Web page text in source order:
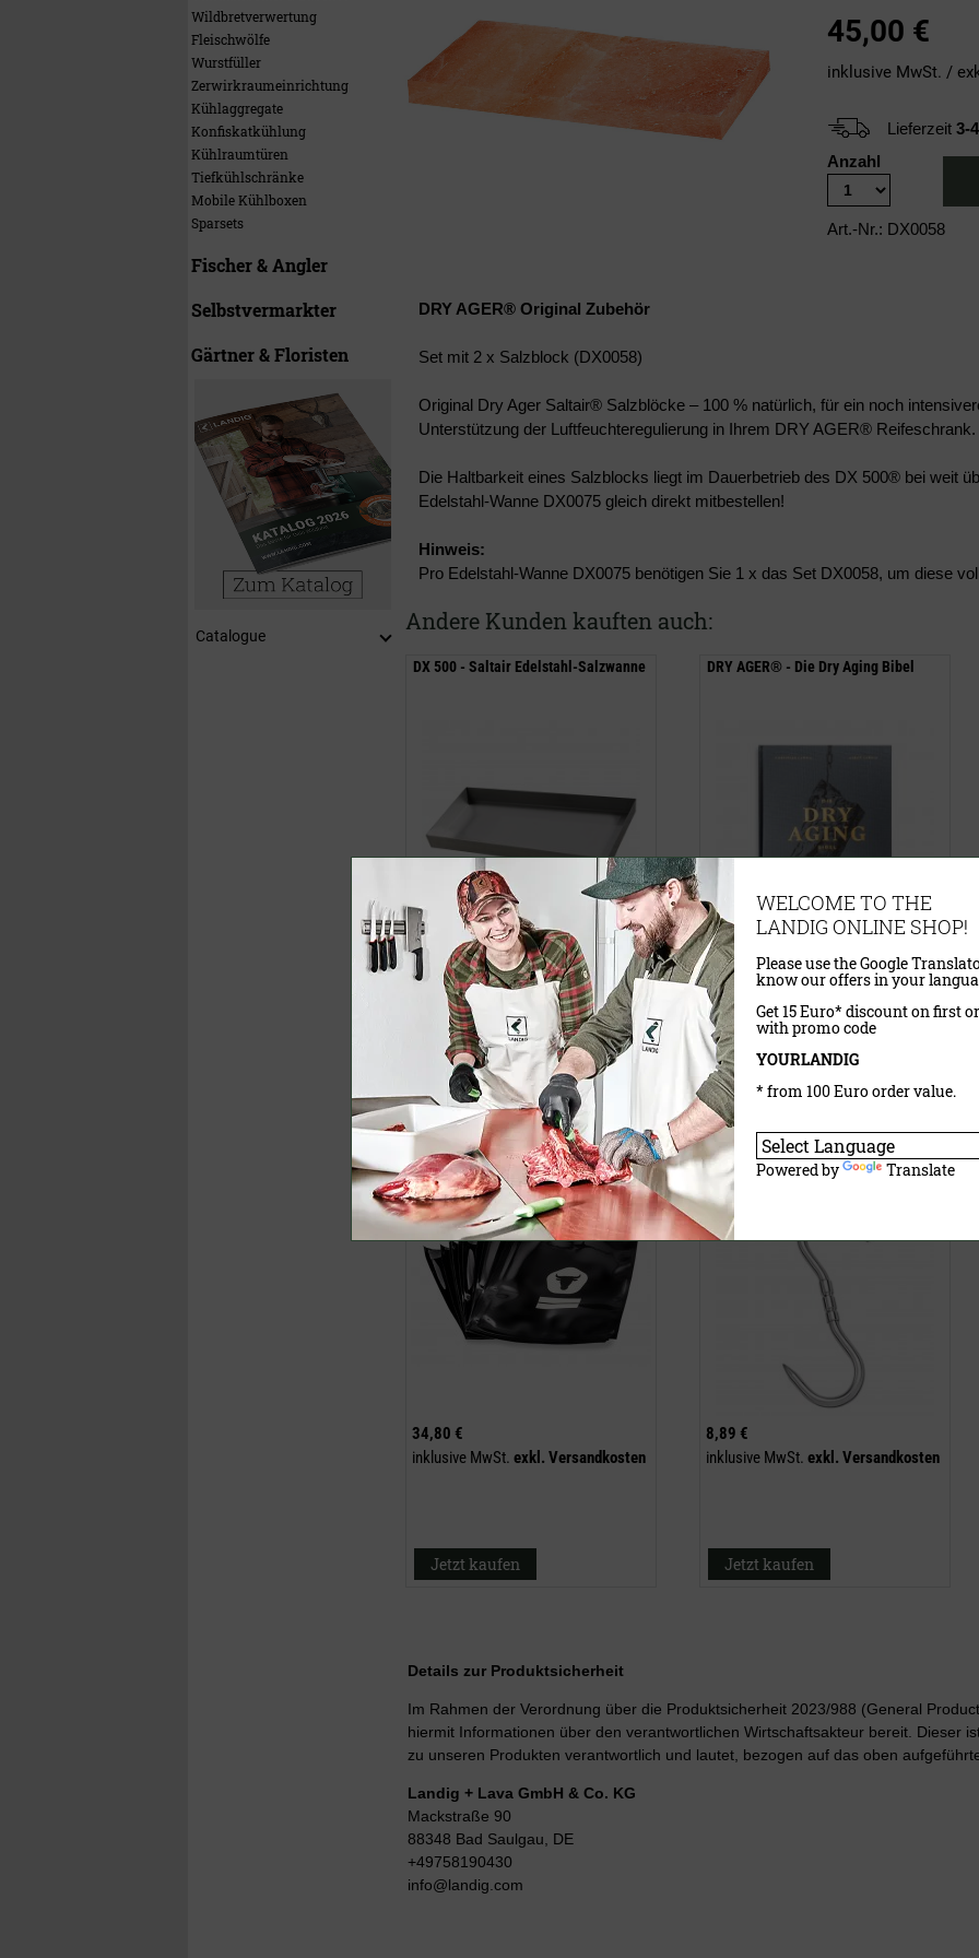
Wildbretverwertung
Fleischwölfe
Wurstfüller
Zerwirkraumeinrichtung
Kühlaggregate
Konfiskatkühlung
Kühlraumtüren
Tiefkühlschränke
Mobile Kühlboxen
Sparsets
Fischer & Angler
Selbstvermarkter
Gärtner & Floristen
Catalogue
45,00 €
inklusive MwSt. /
Lieferzeit 3-
Anzahl
Art.-Nr.: DX0058
DRY AGER® Original Zubehör
Set mit 2 x Salzblock (DX0058)
Original Dry Ager Saltair® Salzblöcke – 100 % natürlich, für ein noch
Unterstützung der Luftfeuchteregulierung in Ihrem DRY AGER® Reifeschrank.
Die Haltbarkeit eines Salzblocks liegt im Dauerbetrieb des DX 500® bei weit
Edelstahl-Wanne DX0075 gleich direkt mitbestellen!
Hinweis:
Pro Edelstahl-Wanne DX0075 benötigen Sie 1 x das Set DX0058, um diese
Andere Kunden kauften auch:
DX 500 - Saltair Edelstahl-Salzwanne
54,00 €
inklusive MwSt.exkl.Versandkosten
Jetzt kaufen
DRY AGER® - Die Dry Aging Bibel
79,95 €
inklusive MwSt.exkl.Versandkosten
Jetzt kaufen
Dry Ager® Vakuumbeutel (schwarz)
34,80 €
inklusive MwSt. exkl. Versandkosten
Jetzt kaufen
Drehhaken Edelstahl
8,89 €
inklusive MwSt. exkl.Versandkosten
Jetzt kaufen
Details zur Produktsicherheit
Im Rahmen der Verordnung über die Produktsicherheit 2023/988 (General
hiermit Informationen über den verantwortlichen Wirtschaftsakteur bereit. Dieser
zu unseren Produkten verantwortlich und lautet, bezogen auf das oben
Landig + Lava GmbH & Co. KG
Mackstraße 90
88348 Bad Saulgau, DE
+49758190430
info@landig.com
WELCOME TO THE
LANDIG ONLINE SHOP!
Please use the Google
know our offers in your
Get 15 Euro* discount on first
with promo code
YOURLANDIG
* from 100 Euro order value.
Powered by Translate